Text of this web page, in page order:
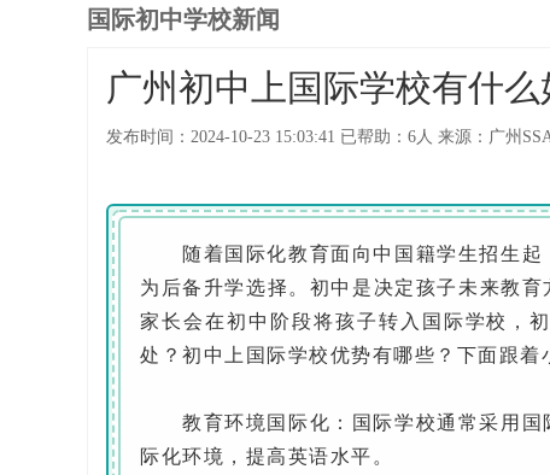
国际初中学校新闻
广州初中上国际学校有什么
发布时间： 2024-10-23 15:03:41 已帮助： 6人 来源： 广州
随着国际化教育面向中国籍学生招生起
为后备升学选择。初中是决定孩子未来教
家长会在初中阶段将孩子转入国际学校，
处？初中上国际学校优势有哪些？下面跟着
教育环境国际化：国际学校通常采用国
际化环境，提高英语水平。